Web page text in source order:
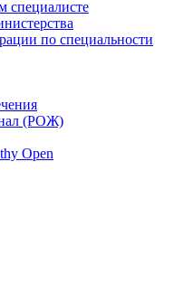
специалисте
по специальности
(РОЖ)
Open